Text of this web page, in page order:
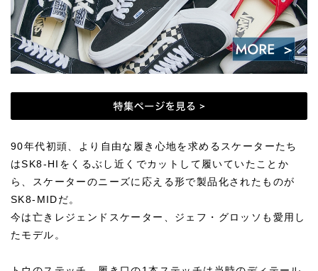
90年代初頭、より自由な履き心地を求めるスケーターたち
はSK8-HIをくるぶし近くでカットして履いていたことか
ら、スケーターのニーズに応える形で製品化されたものが
SK8-MIDだ。
今は亡きレジェンドスケーター、ジェフ・グロッソも愛用し
たモデル。